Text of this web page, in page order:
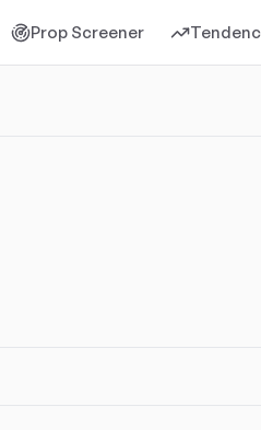
Prop Screener